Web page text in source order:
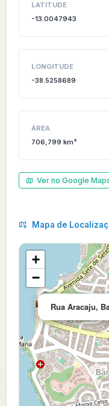
LATITUDE
-13.0047943
LONGITUDE
-38.5258689
ÁREA
706,799 km²
Ver no Google
Mapa de
Rua Aracaju,
+
−